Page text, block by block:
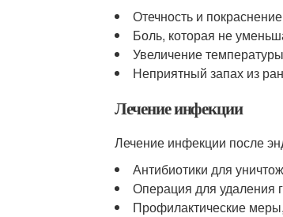
Отечность и
Боль, которая не
Увеличение
Неприятный запах из ран
Лечение инфекции
Лечение инфекции после
Антибиотики для
Операция для удаления
Профилактические